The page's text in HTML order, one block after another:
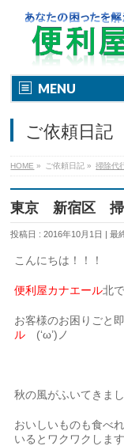
MENU
ご依頼日記
HOME » ご依頼日記 » 掃除代
東京 新宿区 掃
投稿日 : 2016年10月1日 最
こんにちは！！！
便利屋カナエール北
お客様のお困りごと
ル (‘ω’)ノ
秋の風がふいてきま
おいしいものも食べ
いるとワクワクしま